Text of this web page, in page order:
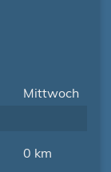
Mittwoch
0 km